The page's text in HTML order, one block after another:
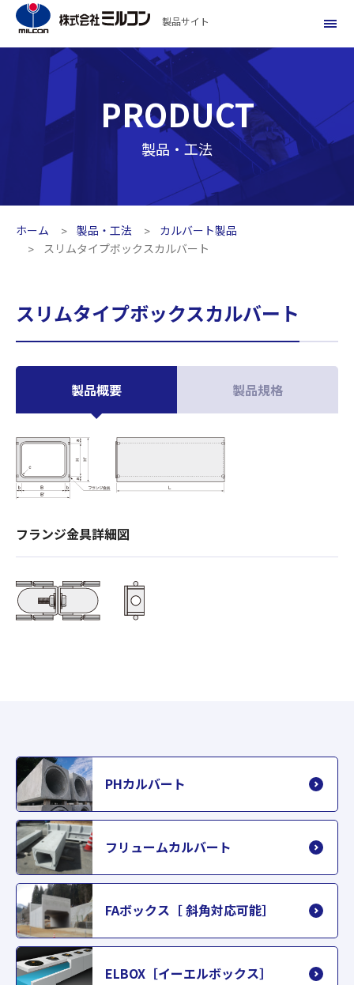
製品サイト
PRODUCT
製品・工法
ホーム 製品・工法
カルバート製品
スリムタイプボックスカルバート
スリムタイプボックスカルバート
製品概要 製品規格
フランジ金具詳細図
PHカルバート
フリュームカルバート
FAボックス［ 斜角対応可能］
ELBOX［イーエルボックス］